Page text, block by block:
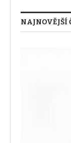
NAJNOVĚJŠÍ